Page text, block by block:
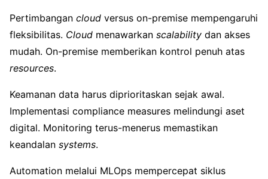
Pertimbangan cloud versus on-premise mempengaruhi
fleksibilitas. Cloud menawarkan scalability dan akses
mudah. On-premise memberikan kontrol penuh atas
resources.
Keamanan data harus diprioritaskan sejak awal.
Implementasi compliance measures melindungi aset
digital. Monitoring terus-menerus memastikan
keandalan systems.
Automation melalui MLOps mempercepat siklus